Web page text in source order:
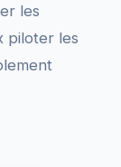
les
piloter les